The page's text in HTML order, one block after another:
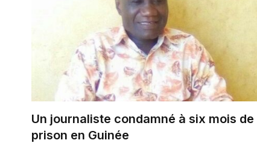
Un journaliste condamné à six mois de
prison en Guinée